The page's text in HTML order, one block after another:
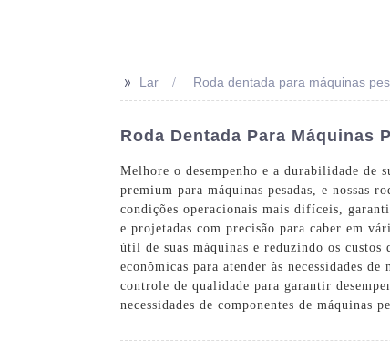
>> Lar Roda dentada para máquinas
Roda Dentada Para Máquinas
Melhore o desempenho e a durabilidade de
premium para máquinas pesadas, e nossas
condições operacionais mais difíceis,
e projetadas com precisão para caber em
útil de suas máquinas e reduzindo os
econômicas para atender às necessidades
controle de qualidade para garantir
necessidades de componentes de máquinas